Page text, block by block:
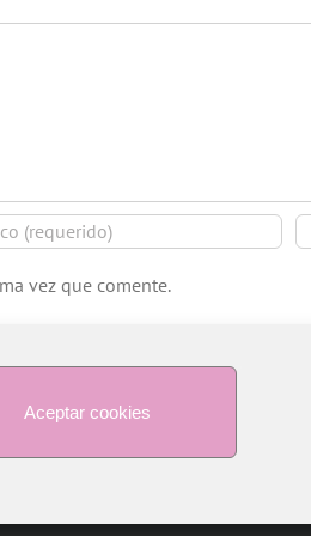
Aceptar cookies
vez que comente.